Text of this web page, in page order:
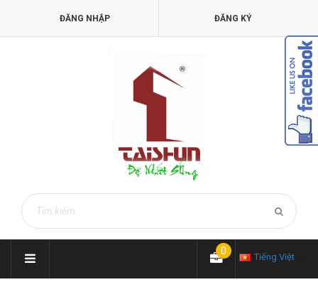
ĐĂNG NHẬP ĐĂNG KÝ
Tiếng Việt
0